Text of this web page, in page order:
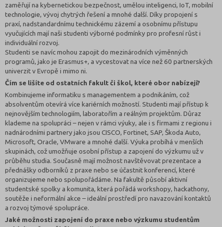
zaměřují na kybernetickou bezpečnost, umělou inteligenci, IoT, mobilní
technologie, vývoj chytrých řešení a mnohé další. Díky propojení s
praxí, nadstandardnímu technickému zázemí a osobnímu přístupu
vyučujících mají naši studenti výborné podmínky pro profesní růst i
individuální rozvoj.
Studenti se navíc mohou zapojit do mezinárodních výměnných
programů, jako je Erasmus+, a vycestovat na více než 60 partnerských
univerzit v Evropě i mimo ni.
Čím se lišíte od ostatních fakult či škol, které obor nabízejí?
Kombinujeme informatiku s managementem a podnikáním, což
absolventům otevírá více kariérních možností. Studenti mají přístup k
nejnovějším technologiím, laboratořím a reálným projektům. Důraz
klademe na spolupráci – nejen v rámci výuky, ale i s firmami z regionu i
nadnárodními partnery jako jsou CISCO, Fortinet, SAP, Škoda Auto,
Microsoft, Oracle, VMware a mnohé další. Výuka probíhá v menších
skupinách, což umožňuje osobní přístup a zapojení do výzkumu už v
průběhu studia. Současně mají možnost navštěvovat prezentace a
přednášky odborníků z praxe nebo se účastnit konferencí, které
organizujeme nebo spolupořádáme. Na fakultě působí aktivní
studentské spolky a komunita, která pořádá workshopy, hackathony,
soutěže i neformální akce – ideální prostředí pro navazování kontaktů
a rozvoj týmové spolupráce.
Jaké možnosti zapojení do praxe nebo výzkumu studentům